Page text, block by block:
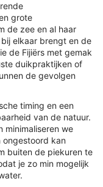
grote
de zee en al haar
elkaar brengt en de
de Fijiërs met gemak
duikpraktijken of
de gevolgen
timing en een
van de natuur.
minimaliseren we
kan
buiten de piekuren te
je zo min mogelijk